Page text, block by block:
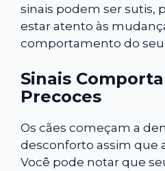
sinais podem ser sutis,
estar atento às
comportamento do seu
Sinais
Precoces
Os cães começam a
desconforto assim que
Você pode notar que